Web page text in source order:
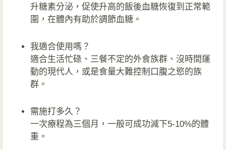
升糖素分泌，促使升高的飯後血糖恢復到正常範
圍，在體內有助於調節血糖。
我適合使用嗎？
適合生活忙碌、三餐不定的外食族群、沒時間運
動的現代人，或是食量大難控制口腹之慾的族
群。
需施打多久？
一次療程為三個月，一般可成功減下5-10%的體
重。